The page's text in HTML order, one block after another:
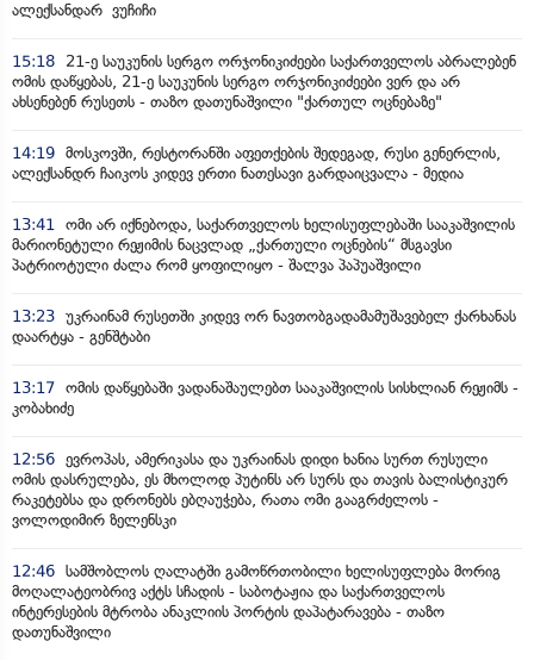
ალექსანდარ ვუჩიჩი
15:18
21-ე საუკუნის სერგო ორჯონიკიძეები საქართველოს აბრალებენ
ომის დაწყებას, 21-ე საუკუნის სერგო ორჯონიკიძეები ვერ და არ
ახსენებენ რუსეთს - თაზო დათუნაშვილი "ქართულ ოცნებაზე"
14:19 მოსკოვში, რესტორანში აფეთქების შედეგად, რუსი გენერლის,
ალექსანდრ ჩაიკოს კიდევ ერთი ნათესავი გარდაიცვალა - მედია
13:41 ომი არ იქნებოდა, საქართველოს ხელისუფლებაში სააკაშვილის
მარიონეტული რეჟიმის ნაცვლად „ქართული ოცნების“ მსგავსი
პატრიოტული ძალა რომ ყოფილიყო - შალვა პაპუაშვილი
13:23 უკრაინამ რუსეთში კიდევ ორ ნავთობგადამამუშავებელ ქარხანას
დაარტყა - გენშტაბი
13:17 ომის დაწყებაში ვადანაშაულებთ სააკაშვილის სისხლიან რეჟიმს -
კობახიძე
12:56 ევროპას, ამერიკასა და უკრაინას დიდი ხანია სურთ რუსული
ომის დასრულება, ეს მხოლოდ პუტინს არ სურს და თავის ბალისტიკურ
რაკეტებსა და დრონებს ებღაუჭება, რათა ომი გააგრძელოს -
ვოლოდიმირ ზელენსკი
12:46 სამშობლოს ღალატში გამოწრთობილი ხელისუფლება მორიგ
მოღალატეობრივ აქტს სჩადის - საბოტაჟია და საქართველოს
ინტერესების მტრობა ანაკლიის პორტის დაპატარავება - თაზო
დათუნაშვილი